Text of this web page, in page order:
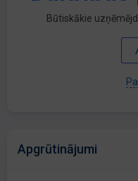
Būtiskākie
Apgrūtinājumi